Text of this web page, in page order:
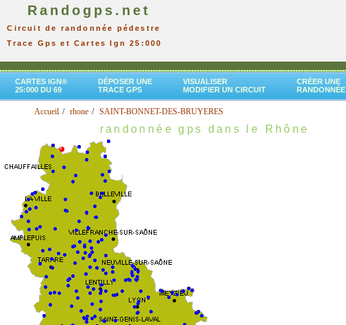
Randogps.net
Circuit de randonnée pédestre
Trace Gps et Cartes Ign 25:000
CARTES IGN®
25:000 DU 69
DÉPOSER UNE
TRACE GPS
VISUALISER
MODIFIER UN CIRCUIT
CRÉER UNE
RANDONNÉE
Accueil rhone SAINT-BONNET-DES-BRUYERES
randonnée gps dans le Rhône